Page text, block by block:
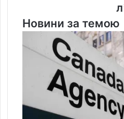
Новини за темою